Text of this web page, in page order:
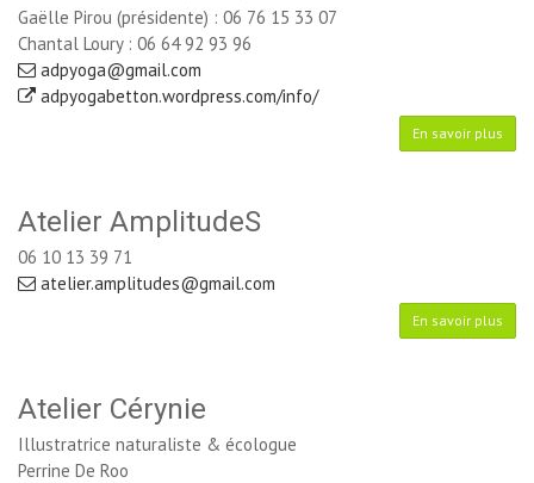
Gaëlle Pirou (présidente) : 06 76 15 33 07
Chantal Loury : 06 64 92 93 96
adpyoga@gmail.com
adpyogabetton.wordpress.com/info/
En savoir plus
Atelier AmplitudeS
06 10 13 39 71
atelier.amplitudes@gmail.com
En savoir plus
Atelier Cérynie
Illustratrice naturaliste & écologue
Perrine De Roo